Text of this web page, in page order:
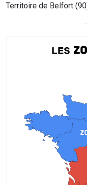
Territoire de Belfort